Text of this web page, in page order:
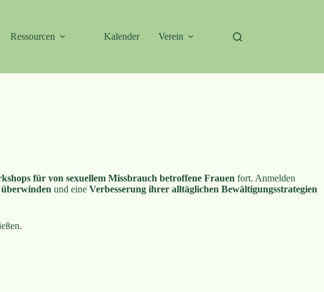
Ressourcen Kalender Verein
für von sexuellem Missbrauch betroffene Frauen fort. Anmelden
und eine Verbesserung ihrer alltäg­lichen Bewältigungsstrategien